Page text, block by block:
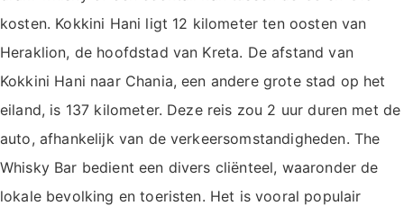
kosten. Kokkini Hani ligt 12 kilometer ten oosten van
Heraklion, de hoofdstad van Kreta. De afstand van
Kokkini Hani naar Chania, een andere grote stad op het
eiland, is 137 kilometer. Deze reis zou 2 uur duren met de
auto, afhankelijk van de verkeersomstandigheden. The
Whisky Bar bedient een divers cliënteel, waaronder de
lokale bevolking en toeristen. Het is vooral populair